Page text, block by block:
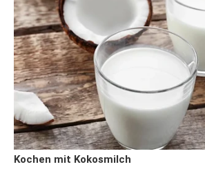
Kochen mit Kokosmilch